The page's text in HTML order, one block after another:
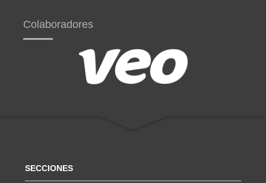
Colaboradores
SECCIONES